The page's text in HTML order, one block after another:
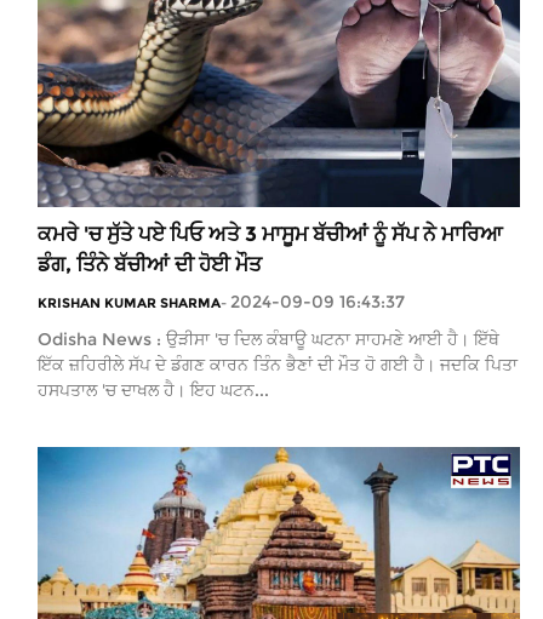
ਕਮਰੇ 'ਚ ਸੁੱਤੇ ਪਏ ਪਿਓ ਅਤੇ 3 ਮਾਸੂਮ ਬੱਚੀਆਂ ਨੂੰ ਸੱਪ ਨੇ ਮਾਰਿਆ
ਡੰਗ, ਤਿੰਨੇ ਬੱਚੀਆਂ ਦੀ ਹੋਈ ਮੌਤ
KRISHAN KUMAR SHARMA- 2024-09-09 16:43:37
Odisha News : ਉੜੀਸਾ 'ਚ ਦਿਲ ਕੰਬਾਊ ਘਟਨਾ ਸਾਹਮਣੇ ਆਈ ਹੈ। ਇੱਥੇ
ਇੱਕ ਜ਼ਹਿਰੀਲੇ ਸੱਪ ਦੇ ਡੰਗਣ ਕਾਰਨ ਤਿੰਨ ਭੈਣਾਂ ਦੀ ਮੌਤ ਹੋ ਗਈ ਹੈ। ਜਦਕਿ ਪਿਤਾ
ਹਸਪਤਾਲ 'ਚ ਦਾਖਲ ਹੈ। ਇਹ ਘਟਨ...